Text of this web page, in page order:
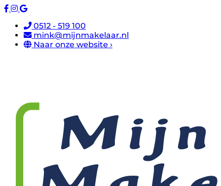
0512 - 519 100
mink@mijnmakelaar.nl
Naar onze website ›